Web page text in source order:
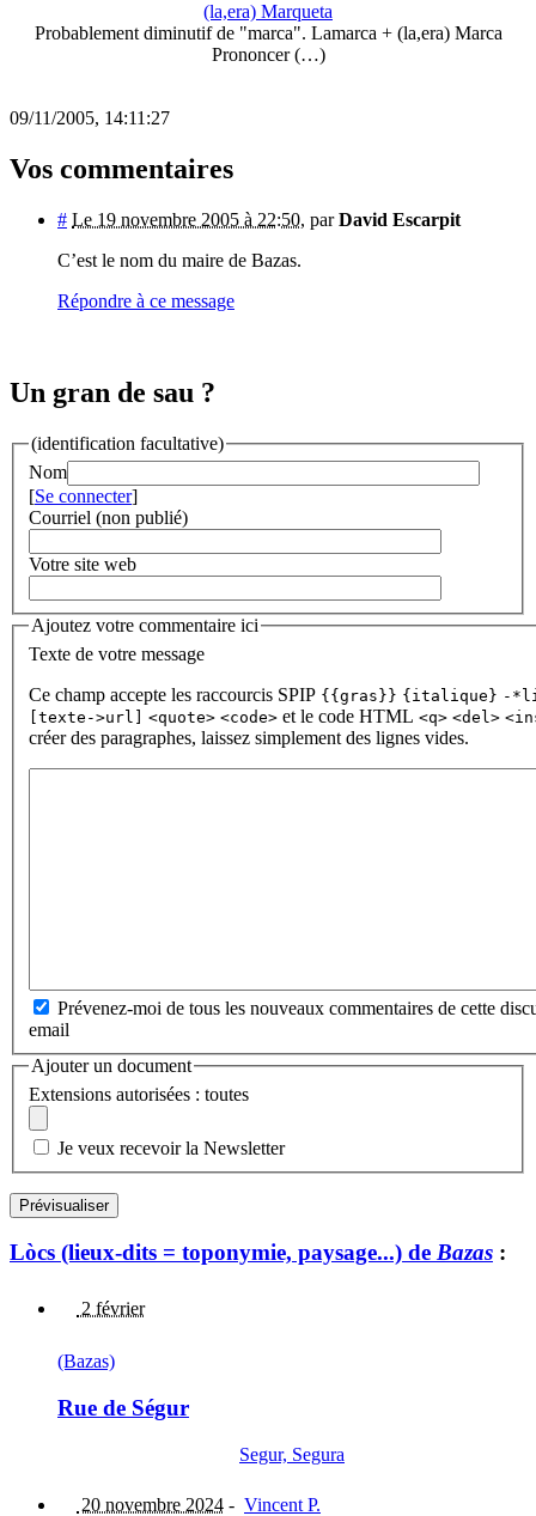
(la,era) Marqueta
Probablement diminutif de "marca". Lamarca + (la,era) Marca
Prononcer (…)
09/11/2005, 14:11:27
Vos commentaires
# Le 19 novembre 2005 à 22:50, parDavid Escarpit
C’est le nom du maire de Bazas.
Répondre à ce message
Un gran de sau ?
(identification facultative)
Nom
[Se connecter]
Courriel (non publié)
Votre site web
Ajoutez votre commentaire ici
Texte de votre message
Ce champ accepte les raccourcis SPIP {{gras}} {italique} -
[texte->url]
<quote> <code> et le code HTML <q> <del>
créer des paragraphes, laissez simplement des lignes vides.
Prévenez-moi de tous les nouveaux commentaires de cette
email
Ajouter un document
Extensions autorisées : toutes
Je veux recevoir la Newsletter
Lòcs (lieux-dits = toponymie, paysage...) de Bazas :
2 février
(Bazas)
Rue de Ségur
Segur, Segura
20 novembre 2024 - Vincent P.